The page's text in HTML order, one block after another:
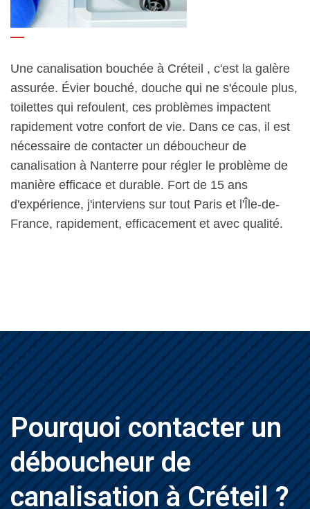
Une canalisation bouchée à Créteil , c'est la galère
assurée. Évier bouché, douche qui ne s'écoule plus,
toilettes qui refoulent, ces problèmes impactent
rapidement votre confort de vie. Dans ce cas, il est
nécessaire de contacter un déboucheur de
canalisation à Nanterre pour régler le problème de
manière efficace et durable. Fort de 15 ans
d'expérience, j'interviens sur tout Paris et l'Île-de-
France, rapidement, efficacement et avec qualité.
Pourquoi contacter un
déboucheur de
canalisation à Créteil ?